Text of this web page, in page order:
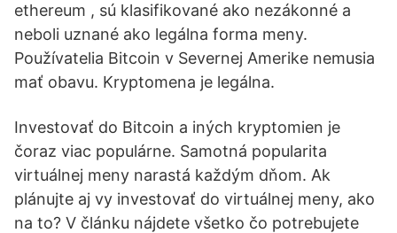
ethereum , sú klasifikované ako nezákonné a
neboli uznané ako legálna forma meny.
Používatelia Bitcoin v Severnej Amerike nemusia
mať obavu. Kryptomena je legálna.
Investovať do Bitcoin a iných kryptomien je
čoraz viac populárne. Samotná popularita
virtuálnej meny narastá každým dňom. Ak
plánujte aj vy investovať do virtuálnej meny, ako
na to? V článku nájdete všetko čo potrebujete